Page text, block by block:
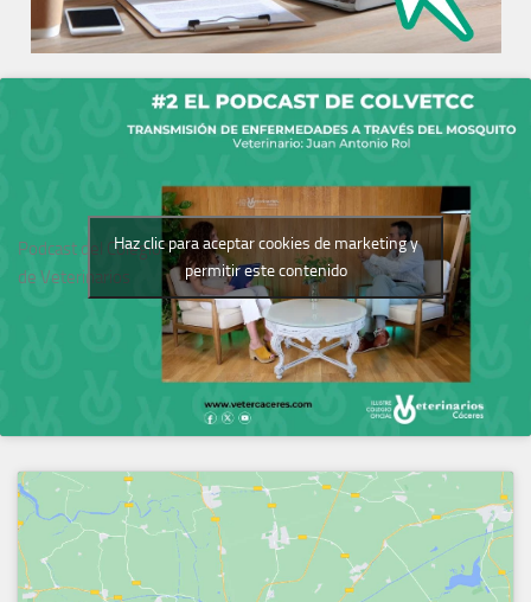
Podcast del Colegio
de Veterinarios
Haz clic para aceptar cookies de marketing y
permitir este contenido